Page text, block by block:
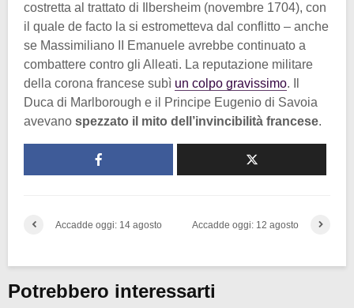
costretta al trattato di Ilbersheim (novembre 1704), con
il quale de facto la si estrometteva dal conflitto – anche
se Massimiliano II Emanuele avrebbe continuato a
combattere contro gli Alleati. La reputazione militare
della corona francese subì un colpo gravissimo. Il
Duca di Marlborough e il Principe Eugenio di Savoia
avevano spezzato il mito dell’invincibilità francese.
Accadde oggi: 14 agosto Accadde oggi: 12 agosto
Potrebbero interessarti